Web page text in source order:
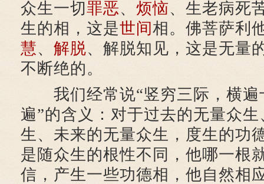
众生一切罪恶、 烦恼、生老病死
生的相，这是世间相。佛菩萨利
慧、 解脱、解脱知见，这是无量
不断绝的。
我们经常说“竖穷三际，横遍
遍”的含义：对于过去的无量众
生、未来的无量众生，度生的功
是随众生的根性不同，他哪一根
信，产生一些功德相，他自然相